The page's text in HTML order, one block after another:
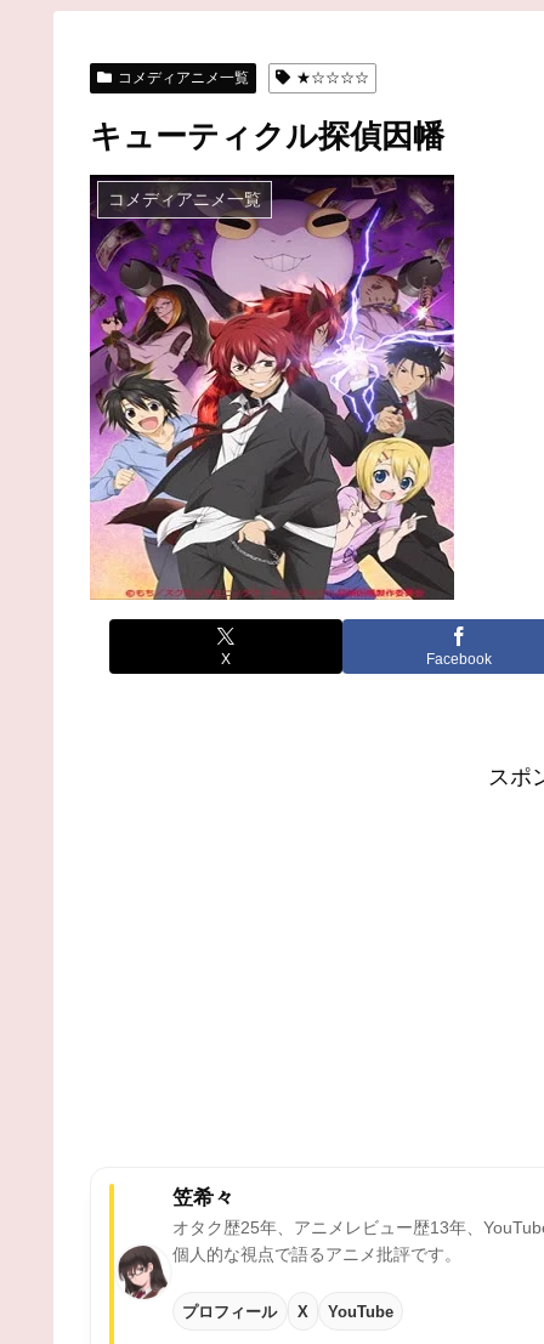
コメディアニメ一覧 ★☆☆☆☆
キューティクル探偵因幡
コメディアニメ一覧
X Facebook
スポ
笠希々
オタク歴25年、アニメレビュー歴13年、
個人的な視点で語るアニメ批評です。
プロフィール X YouTube